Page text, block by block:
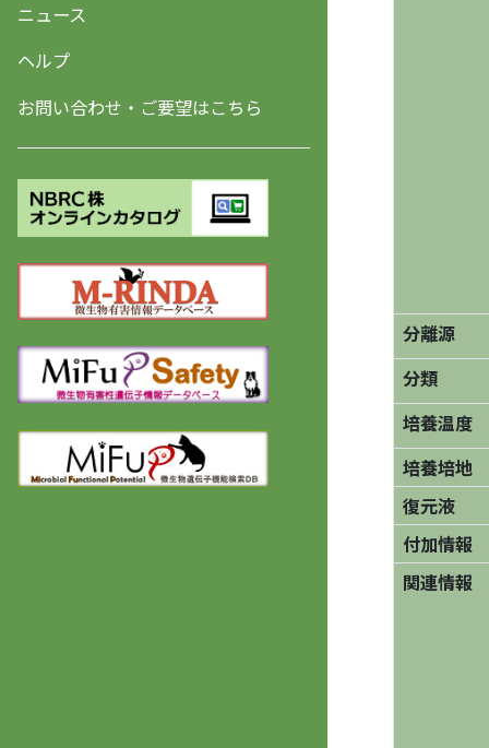
ニュース
ヘルプ
お問い合わせ・ご要望はこちら
分離源
分類
培養温度
培養培地
復元液
付加情報
関連情報